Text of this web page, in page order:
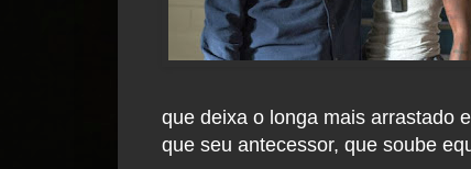
que deixa o longa mais arrastado
que seu antecessor, que soube